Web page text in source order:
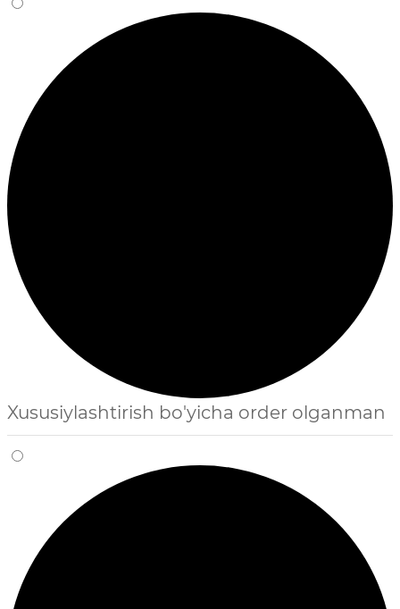
Xususiylashtirish bo'yicha order olganman